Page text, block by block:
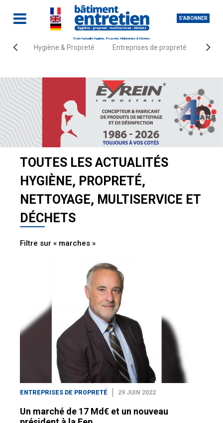
S'ABONNER
Toute l'actualité Hygiène, Propreté, Multiservice & Déchets
Hygiène & Propreté Entreprises de propreté
Accueil Actualités
TOUTES LES ACTUALITÉS
HYGIÈNE, PROPRETÉ,
NETTOYAGE, MULTISERVICE ET
DÉCHETS
Filtre sur « marches »
ENTREPRISES DE PROPRETÉ 29 JUIN 2022
Un marché de 17 Md€ et un nouveau